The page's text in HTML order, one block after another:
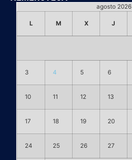
agosto 2026
L M X J
3 4 5 6
10 11 12 13
17 18 19 20
24 25 26 27